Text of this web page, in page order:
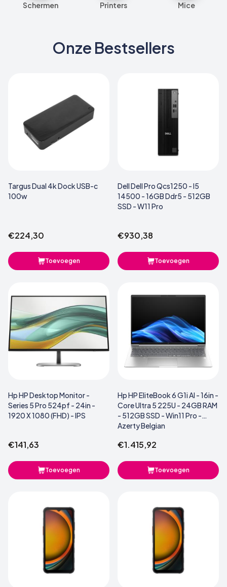
Schermen Printers Mice
Onze Bestsellers
Targus Dual 4k Dock USB-c
100w
€224,30
Toevoegen
Dell Dell Pro Qcs1250 - I5
14500 - 16GB Ddr5 - 512GB
SSD - W11 Pro
€930,38
Toevoegen
Hp HP Desktop Monitor -
Series 5 Pro 524pf - 24in -
1920 X 1080 (FHD) - IPS
€141,63
Toevoegen
Hp HP EliteBook 6 G1i AI - 16in -
Core Ultra 5 225U - 24GB RAM
- 512GB SSD - Win11 Pro -
Azerty Belgian
€1.415,92
Toevoegen